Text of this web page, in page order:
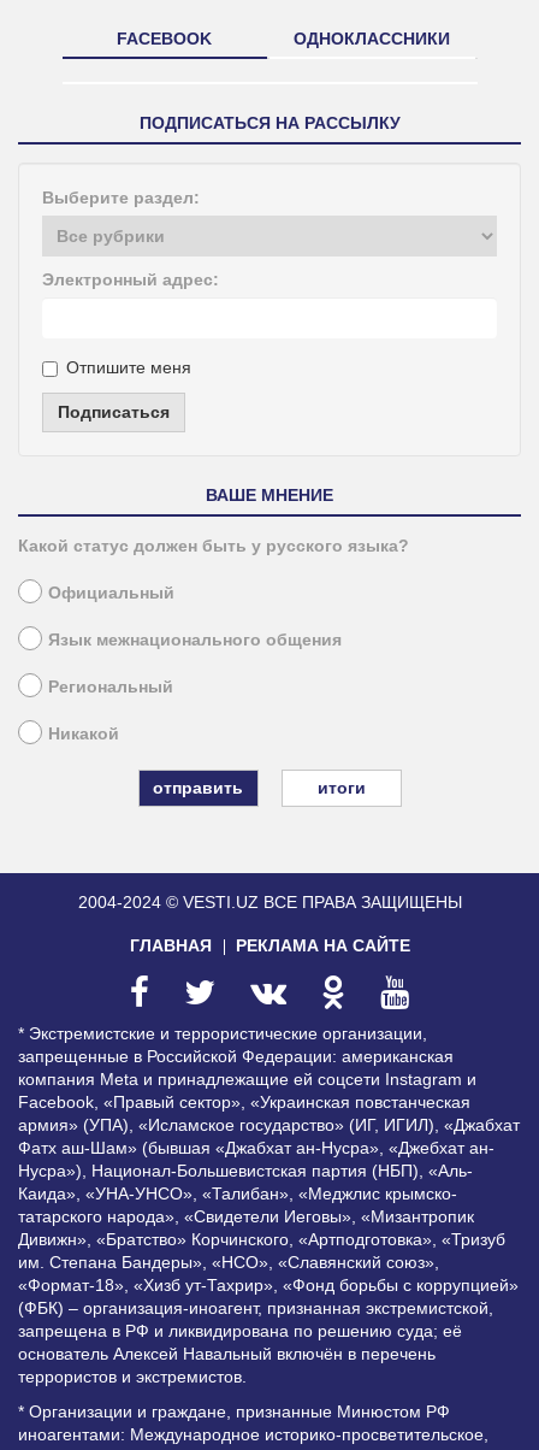
FACEBOOK ОДНОКЛАССНИКИ
ПОДПИСАТЬСЯ НА РАССЫЛКУ
Выберите раздел:
Электронный адрес:
Отпишите меня
Подписаться
ВАШЕ МНЕНИЕ
Какой статус должен быть у русского языка?
Официальный
Язык межнационального общения
Региональный
Никакой
итоги
2004-2024 © VESTI.UZ ВСЕ ПРАВА ЗАЩИЩЕНЫ
ГЛАВНАЯ РЕКЛАМА НА САЙТЕ
* Экстремистские и террористические организации,
запрещенные в Российской Федерации: американская
компания Meta и принадлежащие ей соцсети Instagram и
Facebook, «Правый сектор», «Украинская повстанческая
армия» (УПА), «Исламское государство» (ИГ, ИГИЛ), «Джабхат
Фатх аш-Шам» (бывшая «Джабхат ан-Нусра», «Джебхат ан-
Нусра»), Национал-Большевистская партия (НБП), «Аль-
Каида», «УНА-УНСО», «Талибан», «Меджлис крымско-
татарского народа», «Свидетели Иеговы», «Мизантропик
Дивижн», «Братство» Корчинского, «Артподготовка», «Тризуб
им. Степана Бандеры», «НСО», «Славянский союз»,
«Формат-18», «Хизб ут-Тахрир», «Фонд борьбы с коррупцией»
(ФБК) – организация-иноагент, признанная экстремистской,
запрещена в РФ и ликвидирована по решению суда; её
основатель Алексей Навальный включён в перечень
террористов и экстремистов.
* Организации и граждане, признанные Минюстом РФ
иноагентами: Международное историко-просветительское,